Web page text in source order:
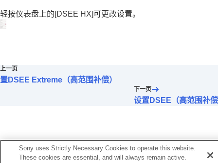
设置环绕声效果（环绕(VPT)）
通过与Android头部跟踪相结合优化空间声音
（空间声音和头部跟踪
连接的优先设置（ 声音质量
设置DSEE HX（高范围补偿）
设置DSEE（高范围补偿）
轻按仪表盘上的[DSEE HX]可更改设置。
上一页
DSEE Extreme（高范围补偿）
下一页
设置DSEE（高范围补
Sony uses Strictly Necessary Cookies to operate this website.
These cookies are essential, and will always remain active.